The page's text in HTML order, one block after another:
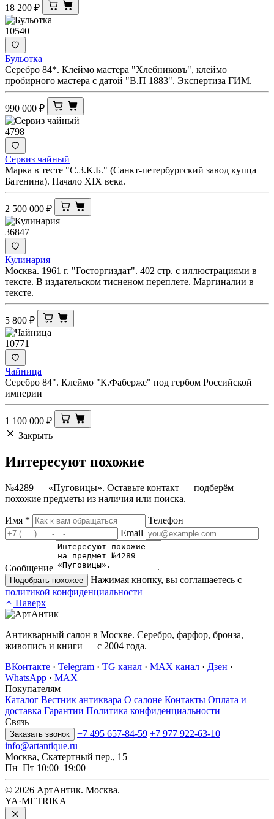
18 200 ₽
10540
Бульотка
Серебро 84*. Клеймо мастера "Хлебниковъ", клеймо
пробирного мастера с датой "В.П 1883". Экспертиза ГИМ.
990 000 ₽
4798
Сервиз чайный
Марка в тесте "С.З.К.Б." (Санкт-петербургский завод купца
Батенина). Начало XIX века.
2 500 000 ₽
36847
Кулинария
Москва. 1961 г. "Госторгиздат". 402 стр. с иллюстрациями в
тексте. В издательском тисненом переплете. Маргиналии в
тексте.
5 800 ₽
10771
Чайница
Серебро 84". Клеймо "К.Фаберже" под гербом Российской
империи
1 100 000 ₽
Закрыть
Интересуют похожие
№4289 — «Пуговицы». Оставьте контакт — подберём
похожие предметы из наличия или поиска.
Имя *
Телефон
Email
Сообщение
Подобрать похожее
Нажимая кнопку, вы соглашаетесь с
политикой конфиденциальности
Наверх
Антикварный салон в Москве. Серебро, фарфор, бронза,
живопись и книги — с 2004 года.
ВКонтакте · Telegram · TG канал · MAX канал · Дзен ·
WhatsApp · MAX
Покупателям
Каталог Вестник антиквара О салоне Контакты Оплата и
доставка Гарантии Политика конфиденциальности
Связь
Заказать звонок +7 495 657-84-59 +7 977 922-63-10
info@artantique.ru
Москва, Скатертный пер., 15
Пн–Пт 10:00–19:00
© 2026 АртАнтик. Москва.
YA·METRIKA